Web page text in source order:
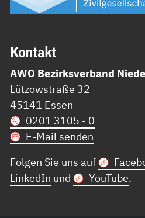
Kon­takt
AWO Bezirksverband
Lützowstraße 32
45141 Essen
0201 3105 - 0
E-Mail senden
Folgen Sie uns auf
LinkedIn und YouTube.